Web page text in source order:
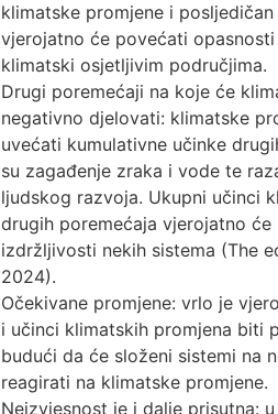
klimatske promjene i
vjerojatno će povećati
klimatski osjetljivim područjima.
Drugi poremećaji na koje će
negativno djelovati: klimatske
uvećati kumulativne učinke
su zagađenje zraka i vode te
ljudskog razvoja. Ukupni učinci
drugih poremećaja vjerojatno će
izdržljivosti nekih sistema (The
2024).
Očekivane promjene: vrlo je
i učinci klimatskih promjena biti
budući da će složeni sistemi na
reagirati na klimatske promjene.
Neizvjesnost je i dalje prisutna: